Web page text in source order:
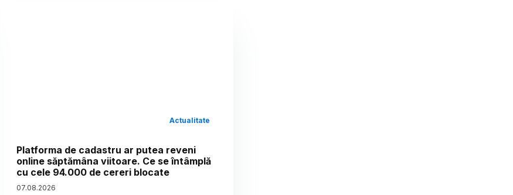
Actualitate
Platforma de cadastru ar putea reveni
online săptămâna viitoare. Ce se întâmplă
cu cele 94.000 de cereri blocate
07.08.2026